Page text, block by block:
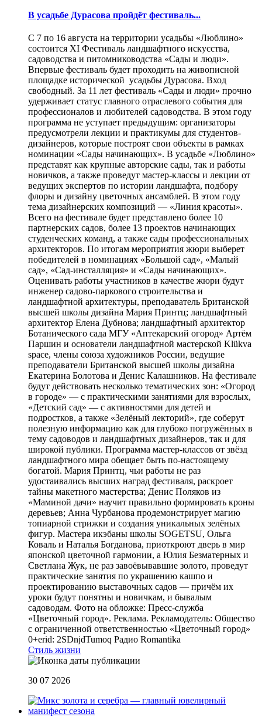
В усадьбе Дурасова пройдёт фестиваль...
С 7 по 16 августа на территории усадьбы «Люблино»
состоится XI Фестиваль ландшафтного искусства,
садоводства и питомниководства «Сады и люди».
Впервые фестиваль будет проходить на живописной
площадке исторической усадьбы Дурасова. Вход
свободный. За 11 лет фестиваль «Сады и люди» прочно
удерживает статус главного отраслевого события для
профессионалов и любителей садоводства. В этом году
программа не уступает предыдущим: организаторы
предусмотрели лекции и практикумы для студентов-
дизайнеров, которые построят свои объекты в рамках
номинации «Сады начинающих». В усадьбе «Люблино»
представят как крупные авторские сады, так и работы
новичков, а также проведут мастер-классы и лекции от
ведущих экспертов по истории ландшафта, подбору
флоры и дизайну цветочных ансамблей. В этом году
тема дизайнерских композиций — «Линия красоты».
Всего на фестивале будет представлено более 10
партнерских садов, более 13 проектов начинающих
студенческих команд, а также сады профессиональных
архитекторов. По итогам мероприятия жюри выберет
победителей в номинациях «Большой сад», «Малый
сад», «Сад-инсталляция» и «Сады начинающих».
Оценивать работы участников в качестве жюри будут
инженер садово-паркового строительства и
ландшафтной архитектуры, преподаватель Британской
высшей школы дизайна Мария Принтц; ландшафтный
архитектор Елена Дубнова; ландшафтный архитектор
Ботанического сада МГУ «Аптекарский огород» Артём
Паршин и основатели ландшафтной мастерской Klükva
space, члены союза художников России, ведущие
преподаватели Британской высшей школы дизайна
Екатерина Болотова и Денис Калашников. На фестивале
будут действовать несколько тематических зон: «Огород
в городе» — с практическими занятиями для взрослых,
«Детский сад» — с активностями для детей и
подростков, а также «Зелёный лекторий», где соберут
полезную информацию как для глубоко погружённых в
тему садоводов и ландшафтных дизайнеров, так и для
широкой публики. Программа мастер-классов от звёзд
ландшафтного мира обещает быть по-настоящему
богатой. Мария Принтц, чьи работы не раз
удостаивались высших наград фестиваля, раскроет
тайны макетного мастерства; Денис Поляков из
«Маминой дачи» научит правильно формировать кроны
деревьев; Анна Чурбанова продемонстрирует магию
топиарной стрижки и создания уникальных зелёных
фигур. Мастера икэбаны школы SOGETSU, Ольга
Коваль и Наталья Богданова, приоткроют дверь в мир
японской цветочной гармонии, а Юлия Безматерных и
Светлана Жук, не раз завоёвывавшие золото, проведут
практические занятия по украшению кашпо и
проектированию выставочных садов — причём их
уроки будут понятны и новичкам, и бывалым
садоводам. Фото на обложке: Пресс-служба
«Цветочный город». Реклама. Рекламодатель: Общество
с ограниченной ответственностью «Цветочный город»
0+erid: 2SDnjdTumoq Радио Romantika
Стиль жизни
30 07 2026